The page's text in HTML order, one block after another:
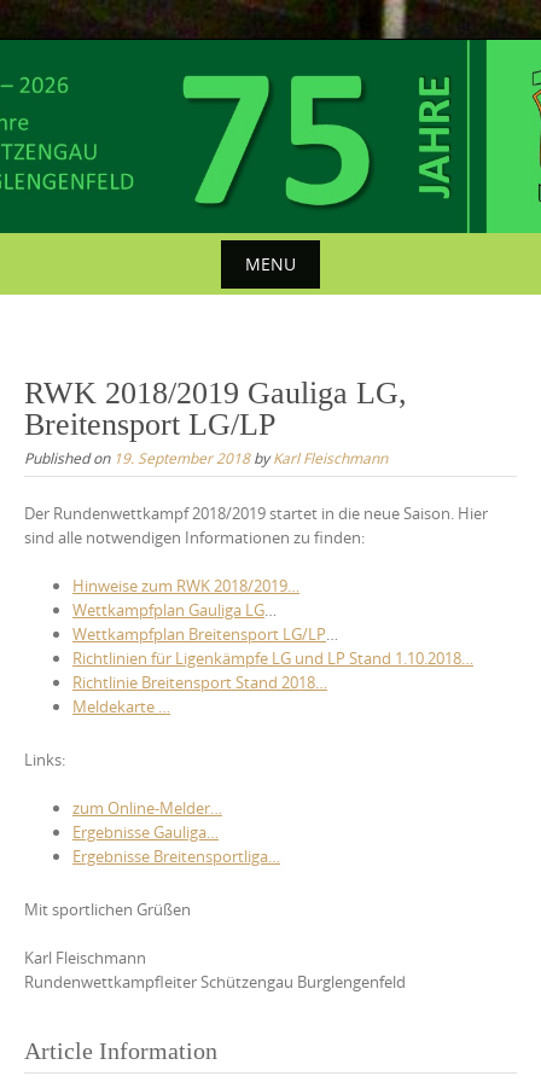
to
content
MENU
content
RWK 2018/2019 Gauliga LG,
Breitensport LG/LP
Published on 19. September 2018byKarl Fleischmann
Der Rundenwettkampf 2018/2019 startet in die neue Saison. Hier
sind alle notwendigen Informationen zu finden:
Hinweise zum RWK 2018/2019…
Wettkampfplan Gauliga LG…
Wettkampfplan Breitensport LG/LP…
Richtlinien für Ligenkämpfe LG und LP Stand 1.10.2018…
Richtlinie Breitensport Stand 2018…
Meldekarte …
Links:
zum Online-Melder…
Ergebnisse Gauliga…
Ergebnisse Breitensportliga…
Mit sportlichen Grüßen
Karl Fleischmann
Rundenwettkampfleiter Schützengau Burglengenfeld
Article Information